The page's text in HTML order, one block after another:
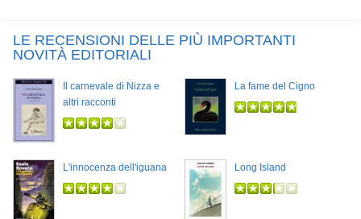
LE RECENSIONI DELLE PIÙ IMPORTANTI
NOVITÀ EDITORIALI
Il carnevale di Nizza e
altri racconti
La fame del Cigno
L'innocenza dell'iguana Long Island